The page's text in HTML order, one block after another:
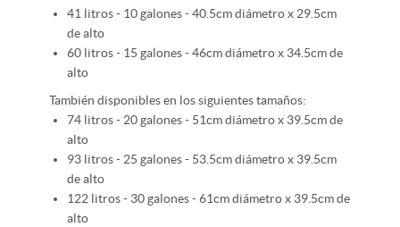
41 litros - 10 galones - 40.5cm diámetro x 29.5cm
de alto
60 litros - 15 galones - 46cm diámetro x 34.5cm de
alto
También disponibles en los siguientes tamaños:
74 litros - 20 galones - 51cm diámetro x 39.5cm de
alto
93 litros - 25 galones - 53.5cm diámetro x 39.5cm
de alto
122 litros - 30 galones - 61cm diámetro x 39.5cm de
alto